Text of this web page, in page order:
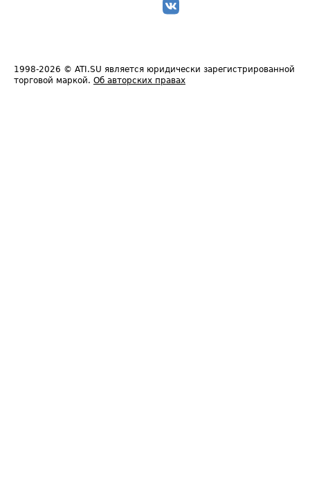
1998-2026 © ATI.SU является юридически зарегистрированной
торговой маркой. Об авторских правах